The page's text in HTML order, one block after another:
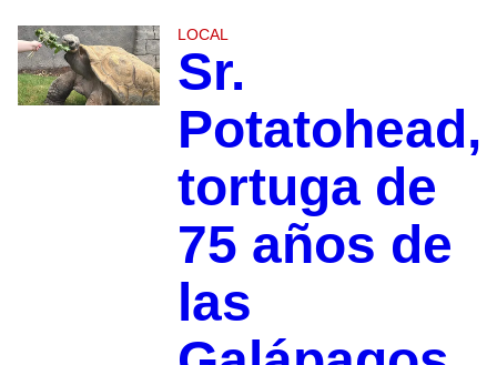
LOCAL
Sr.
Potatohead,
tortuga de
75 años de
las